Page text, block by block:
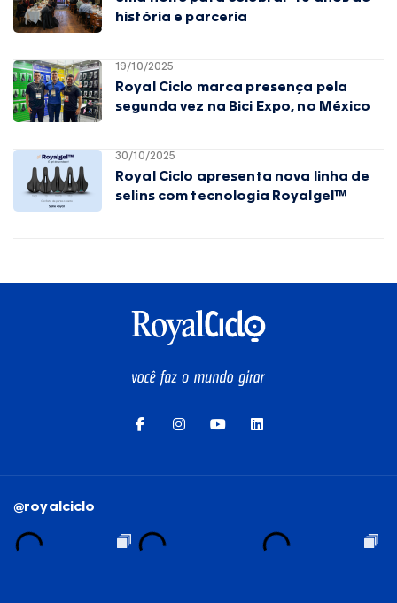
história e parceria
19/10/2025
Royal Ciclo marca presença pela
segunda vez na Bici Expo, no México
30/10/2025
Royal Ciclo apresenta nova linha de
selins com tecnologia Royalgel™
@royalciclo